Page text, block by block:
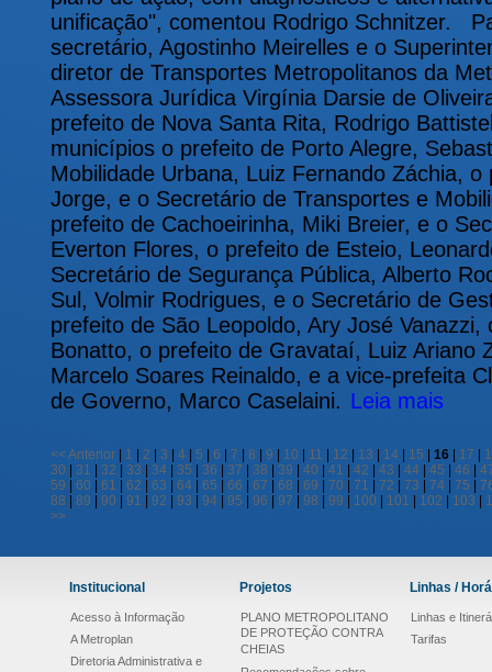
unificação", comentou Rodrigo Schnitzer.
secretário, Agostinho Meirelles e o
diretor de Transportes Metropolitanos da
Assessora Jurídica Virgínia Darsie de
prefeito de Nova Santa Rita, Rodrigo
municípios o prefeito de Porto Alegre,
Mobilidade Urbana, Luiz Fernando Záchia,
Jorge, e o Secretário de Transportes e
prefeito de Cachoeirinha, Miki Breier, e o
Everton Flores, o prefeito de Esteio,
Secretário de Segurança Pública, Alberto
Sul, Volmir Rodrigues, e o Secretário de
prefeito de São Leopoldo, Ary José
Bonatto, o prefeito de Gravataí, Luiz Ariano
Marcelo Soares Reinaldo, e a vice-prefeita
de Governo, Marco Caselaini. Leia mais
<<Anterior 1 2 3 4 5 6 7 8 9 10 11 12 13 14 15 16 17
30
31 32 33 34 35 36 37 38 39 40 41 42 43 44 45 46
59
60 61 62 63 64 65 66 67 68 69 70 71 72 73 74 75
88
89 90 91 92 93 94 95 96 97 98 99 100 101 102 103
>>
Institucional
Acesso à Informação
A Metroplan
Diretoria Administrativa e
Projetos
PLANO METROPOLITANO
DE PROTEÇÃO CONTRA
CHEIAS
Linhas /
Linhas e
Tarifas